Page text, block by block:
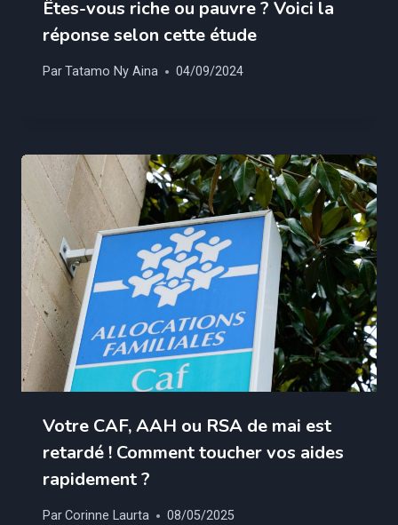
Êtes-vous riche ou pauvre ? Voici la
réponse selon cette étude
ParTatamo Ny Aina 04/09/2024
Votre CAF, AAH ou RSA de mai est
retardé ! Comment toucher vos aides
rapidement ?
ParCorinne Laurta 08/05/2025